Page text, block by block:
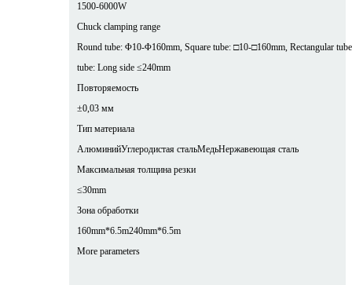
1500-6000W
Chuck clamping range
Round tube: Φ10-Φ160mm, Square tube: □10-□160mm, Rectangular
tube: Long side ≤240mm
Повторяемость
±0,03 мм
Тип материала
АлюминийУглеродистая стальМедьНержавеющая сталь
Максимальная толщина резки
≤30mm
Зона обработки
160mm*6.5m240mm*6.5m
More parameters